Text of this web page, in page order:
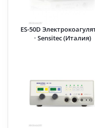
ES-50D
· Sensitec (Италия)